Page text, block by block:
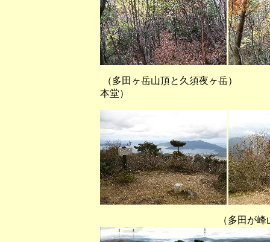
（多田ヶ岳山頂と久須夜ヶ
本堂）
（多田が峰山頂から西～